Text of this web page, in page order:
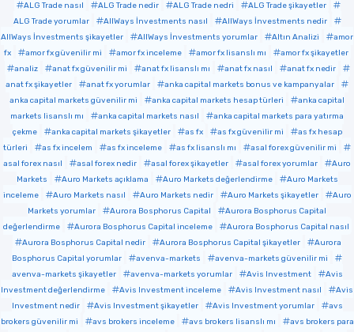
ALG Trade nasıl
ALG Trade nedir ALG Trade nedri
ALG Trade şikayetler
ALG Trade yorumlar
AllWays İnvestments nasıl
AllWays İnvestments nedir
AllWays İnvestments şikayetler
AllWays İnvestments yorumlar Altın Analizi
amor
fx
amor fx güvenilir mi amor fx inceleme amor fx lisanslı mı
amor fx şikayetler
analiz
anat fx güvenilir mi anat fx lisanslı mı anat fx nasıl
anat fx nedir
anat fx şikayetler
anat fx yorumlar
anka capital markets bonus ve kampanyalar
anka capital markets güvenilir mi
anka capital markets hesap türleri
anka capital
markets lisanslı mı
anka capital markets nasıl
anka capital markets para yatırma
çekme
anka capital markets şikayetler as fx as fx güvenilir mi
as fx hesap
türleri
as fx incelem as fx inceleme as fx lisanslı mı
asal forex güvenilir mi
asal forex nasıl
asal forex nedir asal forex şikayetler asal forex yorumlar
Auro
Markets
Auro Markets açıklama Auro Markets değerlendirme
Auro Markets
inceleme
Auro Markets nasıl Auro Markets nedir Auro Markets şikayetler
Auro
Markets yorumlar
Aurora Bosphorus Capital
Aurora Bosphorus Capital
değerlendirme
Aurora Bosphorus Capital inceleme
Aurora Bosphorus Capital nasıl
Aurora Bosphorus Capital nedir
Aurora Bosphorus Capital şikayetler
Aurora
Bosphorus Capital yorumlar
avenva-markets
avenva-markets güvenilir mi
avenva-markets şikayetler
avenva-markets yorumlar Avis Investment
Avis
Investment değerlendirme
Avis Investment inceleme Avis Investment nasıl
Avis
Investment nedir
Avis Investment şikayetler Avis Investment yorumlar
avs
brokers güvenilir mi
avs brokers inceleme avs brokers lisanslı mı
avs brokers para